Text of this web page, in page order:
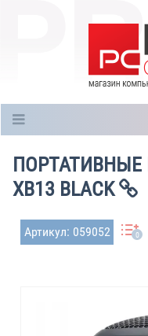
ПОРТАТИВНЫЕ
XB13 BLACK
Артикул: 059052 0